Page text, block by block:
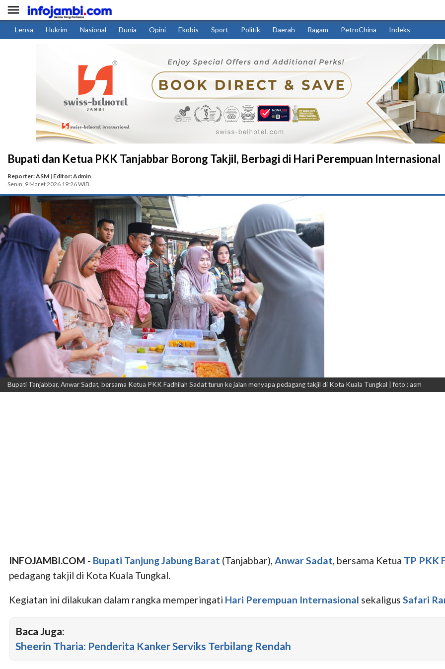

Lensa Hukrim Nasional Dunia Opini Ekobis Sport Politik Daerah Ragam PetroChina Indeks
Bupati dan Ketua PKK Tanjabbar Borong Takjil, Berbagi di Hari Perempuan Internasional
Reporter: ASM | Editor: Admin
Senin, 9 Maret 2026 19:26 WIB
Bupati Tanjabbar, Anwar Sadat, bersama Ketua PKK Fadhilah Sadat turun ke jalan menyapa pedagang takjil di Kota Kuala Tungkal | foto : asm
INFOJAMBI.COM - Bupati Tanjung Jabung Barat (Tanjabbar), Anwar Sadat , bersama Ketua TP PKK
pedagang takjil di Kota Kuala Tungkal.
Kegiatan ini dilakukan dalam rangka memperingati Hari Perempuan Internasional sekaligus Safari
Baca Juga:
Sheerin Tharia: Penderita Kanker Serviks Terbilang Rendah